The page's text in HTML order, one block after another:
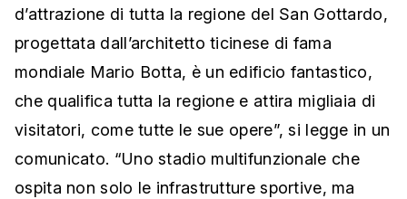
d’attrazione di tutta la regione del San Gottardo,
progettata dall’architetto ticinese di fama
mondiale Mario Botta, è un edificio fantastico,
che qualifica tutta la regione e attira migliaia di
visitatori, come tutte le sue opere”, si legge in un
comunicato. “Uno stadio multifunzionale che
ospita non solo le infrastrutture sportive, ma